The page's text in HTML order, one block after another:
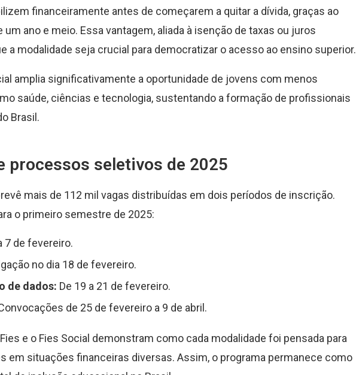
financeiramente antes de começarem a quitar a dívida, graças ao
um ano e meio. Essa vantagem, aliada à isenção de taxas ou juros
a modalidade seja crucial para democratizar o acesso ao ensino superior.
amplia significativamente a oportunidade de jovens com menos
saúde, ciências e tecnologia, sustentando a formação de profissionais
Brasil.
processos seletivos de 2025
mais de 112 mil vagas distribuídas em dois períodos de inscrição.
o primeiro semestre de 2025:
7 de fevereiro.
no dia 18 de fevereiro.
de dados: De 19 a 21 de fevereiro.
de 25 de fevereiro a 9 de abril.
e o Fies Social demonstram como cada modalidade foi pensada para
em situações financeiras diversas. Assim, o programa permanece como